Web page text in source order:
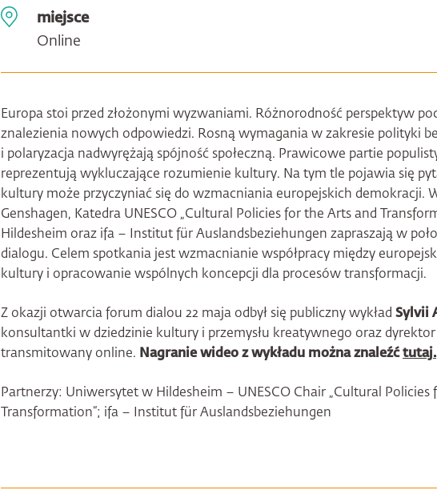
miejsce
Online
Europa stoi przed złożonymi wyzwaniami. Różnorodność perspektyw
znalezienia nowych odpowiedzi. Rosną wymagania w zakresie polityki
i polaryzacja nadwyrężają spójność społeczną. Prawicowe partie
reprezentują wykluczające rozumienie kultury. Na tym tle pojawia się
kultury może przyczyniać się do wzmacniania europejskich demokracji.
Genshagen, Katedra UNESCO „Cultural Policies for the Arts and
Hildesheim oraz ifa – Institut für Auslandsbeziehungen zapraszają w
dialogu. Celem spotkania jest wzmacnianie współpracy między
kultury i opracowanie wspólnych koncepcji dla procesów transformacji.
Z okazji otwarcia forum dialou 22 maja odbył się publiczny wykład Sylvii
konsultantki w dziedzinie kultury i przemysłu kreatywnego oraz dyrektor
transmitowany online. Nagranie wideo z wykładu można znaleźćtutaj.
Partnerzy: Uniwersytet w Hildesheim – UNESCO Chair „Cultural Policies
Transformation“; ifa – Institut für Auslandsbeziehungen